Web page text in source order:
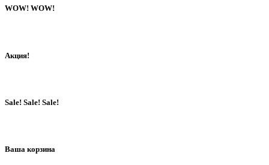
WOW! WOW!
Акция!
Sale! Sale! Sale!
Ваша корзина